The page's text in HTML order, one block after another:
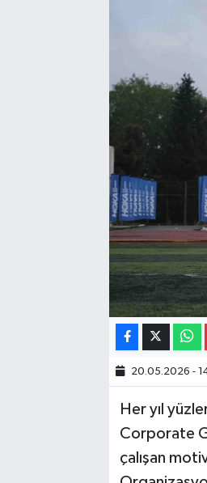
20.05.2026 -
Her yıl
Corporate
çalışan